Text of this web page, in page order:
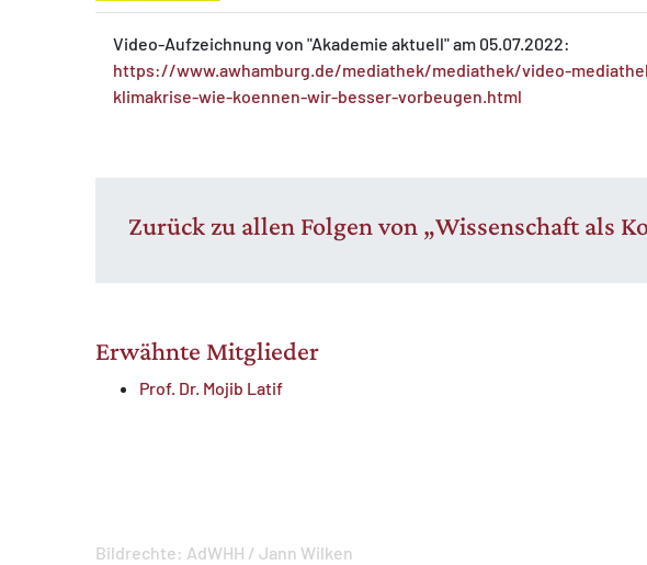
Video-Aufzeichnung von "Akademie aktuell" am 05.07.2022:
https://www.awhamburg.de/mediathek/mediathek/video-
klimakrise-wie-koennen-wir-besser-vorbeugen.html
Zurück zu allen Folgen von „Wissenschaft als
Erwähnte Mitglieder
Prof. Dr. Mojib Latif
Bildrechte: AdWHH / Jann Wilken